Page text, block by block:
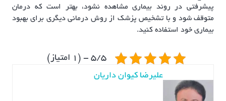
پیشرفتی در روند بیماری مشاهده نشود، بهتر است که درمان
متوقف شود و با تشخیص پزشک از روش درمانی دیگری برای بهبود
بیماری خود استفاده کنید.
5/5 - (1 امتیاز)
علیرضا کیوان داریان